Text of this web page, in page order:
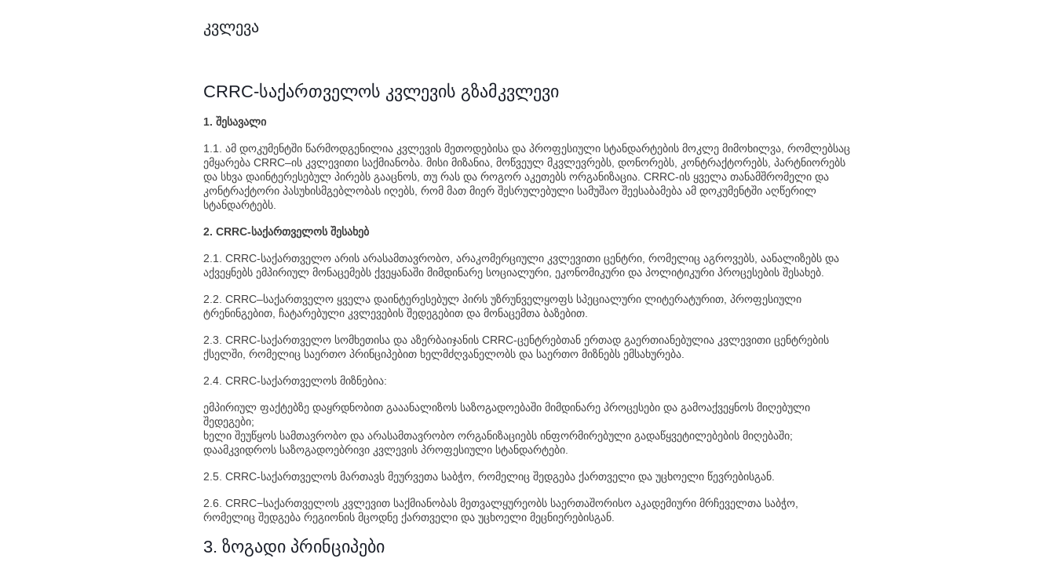
კვლევა
CRRC-საქართველოს კვლევის გზამკვლევი
1. შესავალი
1.1. ამ დოკუმენტში წარმოდგენილია კვლევის მეთოდებისა და პროფესიული სტანდარტების მოკლე მიმოხილვა, რომლებსაც
ემყარება CRRC–ის კვლევითი საქმიანობა. მისი მიზანია, მოწვეულ მკვლევრებს, დონორებს, კონტრაქტორებს, პარტნიორებს
და სხვა დაინტერესებულ პირებს გააცნოს, თუ რას და როგორ აკეთებს ორგანიზაცია. CRRC-ის ყველა თანამშრომელი და
კონტრაქტორი პასუხისმგებლობას იღებს, რომ მათ მიერ შესრულებული სამუშაო შეესაბამება ამ დოკუმენტში აღწერილ
სტანდარტებს.
2. CRRC-საქართველოს შესახებ
2.1. CRRC-საქართველო არის არასამთავრობო, არაკომერციული კვლევითი ცენტრი, რომელიც აგროვებს, აანალიზებს და
აქვეყნებს ემპირიულ მონაცემებს ქვეყანაში მიმდინარე სოციალური, ეკონომიკური და პოლიტიკური პროცესების შესახებ.
2.2. CRRC–საქართველო ყველა დაინტერესებულ პირს უზრუნველყოფს სპეციალური ლიტერატურით, პროფესიული
ტრენინგებით, ჩატარებული კვლევების შედეგებით და მონაცემთა ბაზებით.
2.3. CRRC-საქართველო სომხეთისა და აზერბაიჯანის CRRC-ცენტრებთან ერთად გაერთიანებულია კვლევითი ცენტრების
ქსელში, რომელიც საერთო პრინციპებით ხელმძღვანელობს და საერთო მიზნებს ემსახურება.
2.4. CRRC-საქართველოს მიზნებია:
ემპირიულ ფაქტებზე დაყრდნობით გააანალიზოს საზოგადოებაში მიმდინარე პროცესები და გამოაქვეყნოს მიღებული
შედეგები;
ხელი შეუწყოს სამთავრობო და არასამთავრობო ორგანიზაციებს ინფორმირებული გადაწყვეტილებების მიღებაში;
დაამკვიდროს საზოგადოებრივი კვლევის პროფესიული სტანდარტები.
2.5. CRRC-საქართველოს მართავს მეურვეთა საბჭო, რომელიც შედგება ქართველი და უცხოელი წევრებისგან.
2.6. CRRC−საქართველოს კვლევით საქმიანობას მეთვალყურეობს საერთაშორისო აკადემიური მრჩეველთა საბჭო,
რომელიც შედგება რეგიონის მცოდნე ქართველი და უცხოელი მეცნიერებისგან.
3. ზოგადი პრინციპები